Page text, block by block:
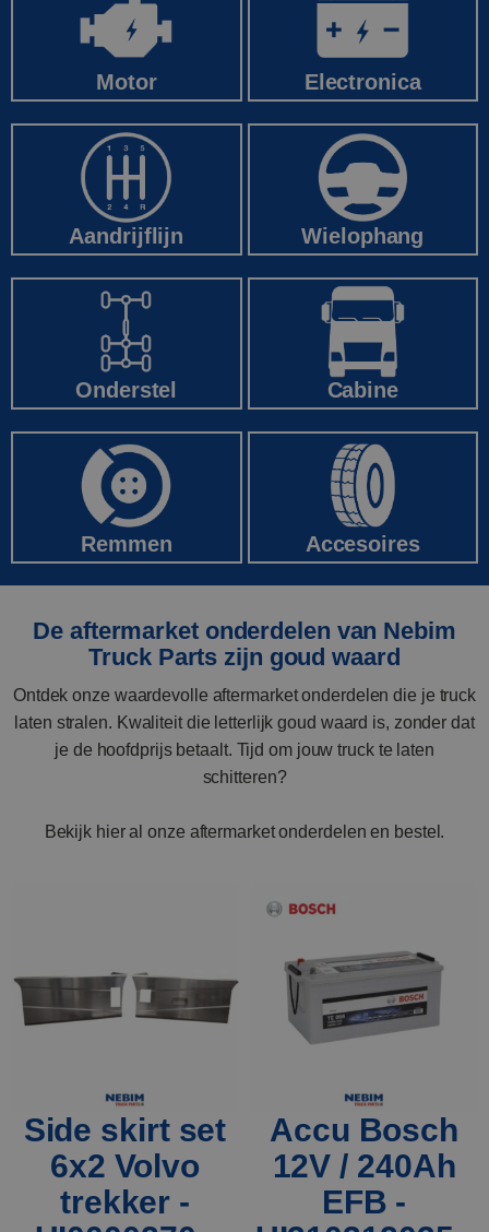
Motor Electronica
Aandrijflijn Wielophang
Onderstel Cabine
Remmen Accesoires
De aftermarket onderdelen van Nebim
Truck Parts zijn goud waard
Ontdek onze waardevolle aftermarket onderdelen die je truck
laten stralen. Kwaliteit die letterlijk goud waard is, zonder dat
je de hoofdprijs betaalt. Tijd om jouw truck te laten
schitteren?
Bekijk hier al onze aftermarket onderdelen en bestel.
Side skirt set
6x2 Volvo
trekker -
Accu Bosch
12V / 240Ah
EFB -